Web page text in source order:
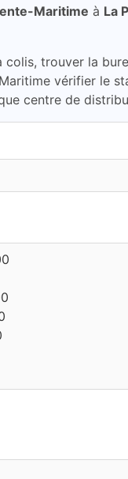
Maritime à La
trouver la
vérifier le
centre de